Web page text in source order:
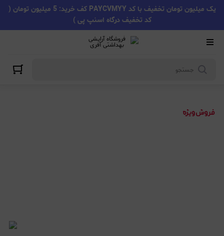
یک میلیون تومان تخفیف با کد PAYCVMYY کف خرید: 5 میلیون تومان (
کد تخفیف درگاه اسنپ پی )